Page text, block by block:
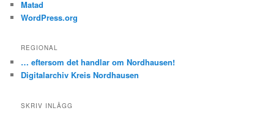
Matad
WordPress.org
REGIONAL
… eftersom det handlar om Nordhausen!
Digitalarchiv Kreis Nordhausen
SKRIV INLÄGG